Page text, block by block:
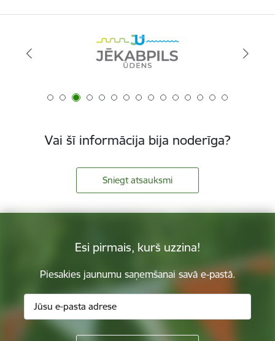
Vai šī informācija bija noderīga?
Sniegt atsauksmi
Esi pirmais, kurš uzzina!
Piesakies jaunumu saņemšanai savā e-pastā.